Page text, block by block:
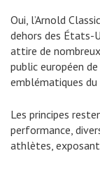
Oui, l’Arnold
dehors des États-
attire de
public européen
emblématiques
Les principes
performance,
athlètes,